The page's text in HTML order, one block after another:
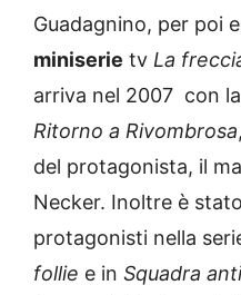
Guadagnino, per poi
miniserie tv La
arriva nel 2007 con
Ritorno a Rivombrosa
del protagonista, il
Necker. Inoltre è
protagonisti nella
follie e in Squadra